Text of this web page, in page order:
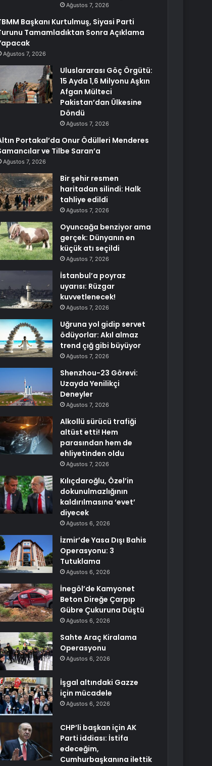
Ağustos 7, 2026
Başkanı Kurtulmuş, Siyasi Parti
Tamamladıktan Sonra Açıklama
Ağustos 7, 2026
Uluslararası Göç Örgütü:
15 Ayda 1,6 Milyonu Aşkın
Afgan Mülteci
Pakistan’dan Ülkesine
Döndü
Ağustos 7, 2026
Portakal’da Onur Ödülleri Menderes
ve Tilbe Saran’a
Ağustos 7, 2026
Bir şehir resmen
haritadan silindi: Halk
tahliye edildi
Ağustos 7, 2026
Oyuncağa benziyor ama
gerçek: Dünyanın en
küçük atı seçildi
Ağustos 7, 2026
İstanbul’a poyraz
uyarısı: Rüzgar
kuvvetlenecek!
Ağustos 7, 2026
Uğruna yol gidip servet
ödüyorlar: Akıl almaz
trend çığ gibi büyüyor
Ağustos 7, 2026
Shenzhou-23 Görevi:
Uzayda Yenilikçi
Deneyler
Ağustos 7, 2026
Alkollü sürücü trafiği
altüst etti! Hem
parasından hem de
ehliyetinden oldu
Ağustos 7, 2026
Kılıçdaroğlu, Özel’in
dokunulmazlığının
kaldırılmasına ‘evet’
diyecek
Ağustos 6, 2026
İzmir’de Yasa Dışı Bahis
Operasyonu: 3
Tutuklama
Ağustos 6, 2026
İnegöl’de Kamyonet
Beton Direğe Çarpıp
Gübre Çukuruna Düştü
Ağustos 6, 2026
Sahte Araç Kiralama
Operasyonu
Ağustos 6, 2026
İşgal altındaki Gazze
için mücadele
Ağustos 6, 2026
CHP’li başkan için AK
Parti iddiası: İstifa
edeceğim,
Cumhurbaşkanına ilettik